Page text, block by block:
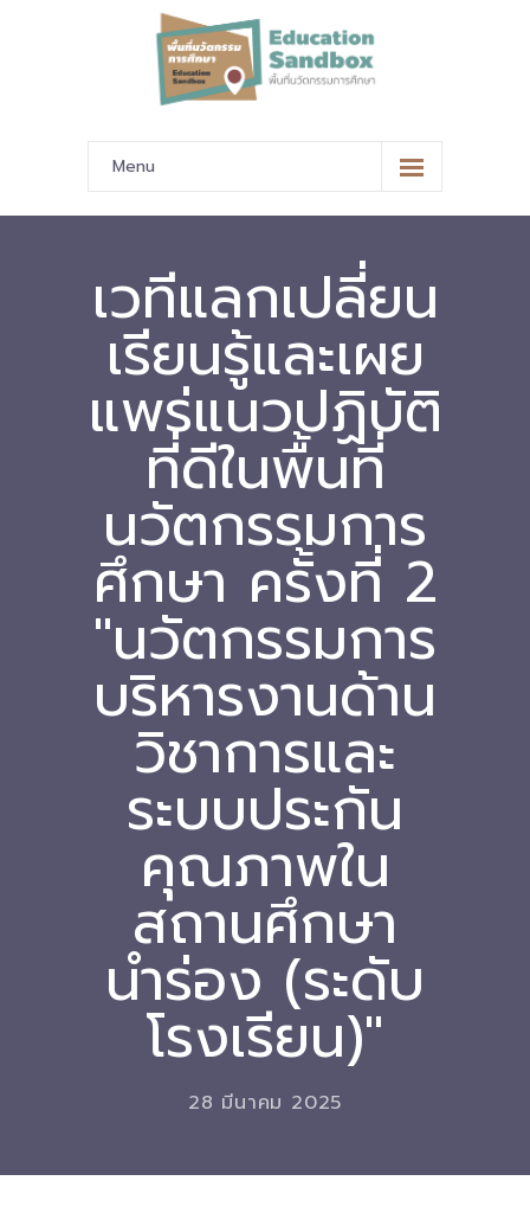
Menu
หน้าหลัก
ข้อมูลนำเสนอ
-- มาตรฐานข้อมูลและมาตรฐานการแลกเปลี่ยนข้อมูล
-- สถานศึกษานำร่อง
-- EdusandboxGM
-- วีดิทัศน์นำเสนอสถานศึกษานำร่อง
-- ปฏิทินการขับเคลื่อนพื้นที่นวัตกรรมการศึกษา
Download
-- หนังสือและเอกสาร
-- กฎหมาย
---- เจตนารมณ์ของ พ.ร.บ.
---- พ.ร.บ. และอนุบัญญัติ
---- พ.ร.ฎ. ขยายเวลาใช้บังคับ พ.ร.บ.พื้นที่นวัตกรรมการ
ศึกษา พ.ศ. 252 พ.ศ. 2569
---- รายงานการประเมินผลสัมฤทธิ์ พ.ร.บ.พื้นที่นวัตกรรม
การศึกษา พ.ศ. 2562
---- รับฟังความคิดเห็นร่าง พ.ร.ฎ. ฯ
---- รายงานการวิเคราะห์ผลกระทบที่อาจเกิดขึ้นจากกฎ
เวทีแลกเปลี่ยน
เรียนรู้และเผย
แพร่แนวปฏิบัติ
ที่ดีในพื้นที่
นวัตกรรมการ
ศึกษา ครั้งที่ 2
"นวัตกรรมการ
บริหารงานด้าน
วิชาการและ
ระบบประกัน
คุณภาพใน
สถานศึกษา
นำร่อง (ระดับ
โรงเรียน)"
28 มีนาคม 2025